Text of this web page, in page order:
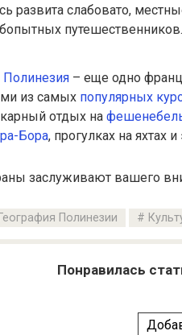
развита слабовато,
Полинезия – еще одно
из самых популярных
отдых на
Бора, прогулках на
заслуживают вашего
География Полинезии
Понравилась